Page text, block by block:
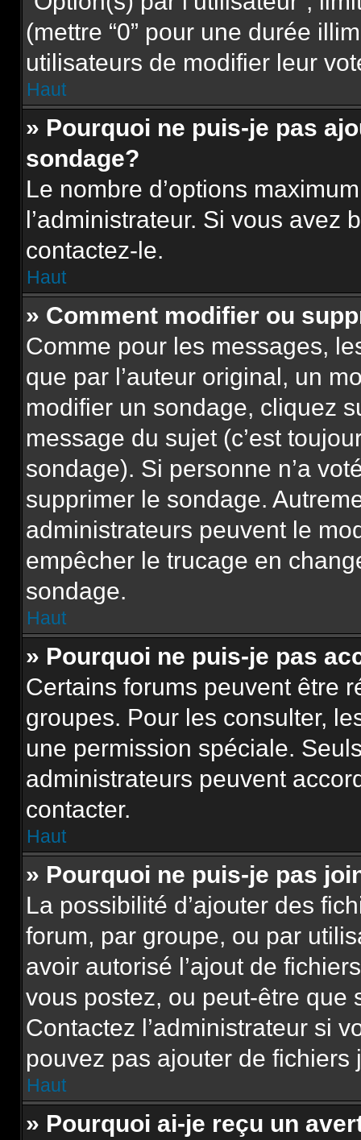
(mettre “0” pour une durée
utilisateurs de modifier leur
Haut
» Pourquoi ne puis-je pas
sondage?
Le nombre d’options
l’administrateur. Si vous avez
contactez-le.
Haut
» Comment modifier ou
Comme pour les messages,
que par l’auteur original, un
modifier un sondage, cliquez
message du sujet (c’est
sondage). Si personne n’a
supprimer le sondage.
administrateurs peuvent le
empêcher le trucage en
sondage.
Haut
» Pourquoi ne puis-je pas
Certains forums peuvent être
groupes. Pour les consulter,
une permission spéciale.
administrateurs peuvent
contacter.
Haut
» Pourquoi ne puis-je pas
La possibilité d’ajouter des
forum, par groupe, ou par
avoir autorisé l’ajout de
vous postez, ou peut-être que
Contactez l’administrateur si
pouvez pas ajouter de fichiers
Haut
» Pourquoi ai-je reçu un